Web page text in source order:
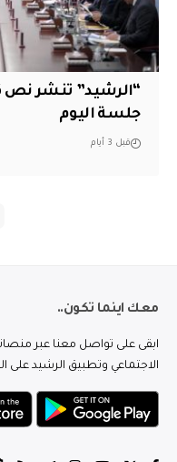
“الرشيد” تنشر نص
جلسة اليوم
قبل 3 أيام
معك اينما تكون..
ابقى على تواصل معنا عبر
الاجتماعي وتطبيق الرشيد على